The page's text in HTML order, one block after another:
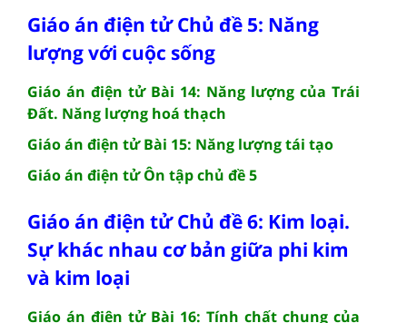
Giáo án điện tử Chủ đề 5: Năng
lượng với cuộc sống
Giáo án điện tử Bài 14: Năng lượng của Trái
Đất. Năng lượng hoá thạch
Giáo án điện tử Bài 15: Năng lượng tái tạo
Giáo án điện tử Ôn tập chủ đề 5
Giáo án điện tử Chủ đề 6: Kim loại.
Sự khác nhau cơ bản giữa phi kim
và kim loại
Giáo án điện tử Bài 16: Tính chất chung của